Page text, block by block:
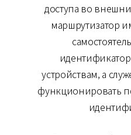
доступа во
маршрутизатор
устройствам, а
функционировать